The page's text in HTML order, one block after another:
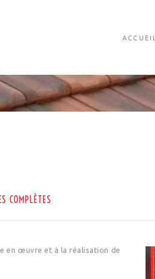
ACCUEIL
COMPLÈTES
en œuvre et à la réalisation de